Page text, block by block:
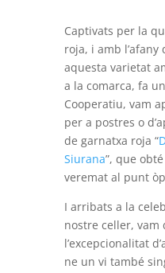
Captivats per la
roja, i amb
aquesta varietat
a la comarca, fa
Cooperatiu, vam
per a postres o
de garnatxa roja “
Siurana”, que
veremat al punt
I arribats a la
nostre celler, vam
l’excepcionalitat
ne un vi també